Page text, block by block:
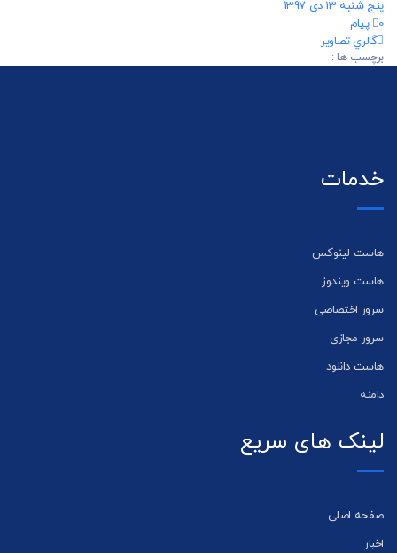
پنج شنبه 13 دی 1397
0 پیام
گالري تصاوير
برچسب ها :
خدمات
هاست لینوکس
هاست ویندوز
سرور اختصاصی
سرور مجازی
هاست دانلود
دامنه
لینک های سریع
صفحه اصلی
اخبار